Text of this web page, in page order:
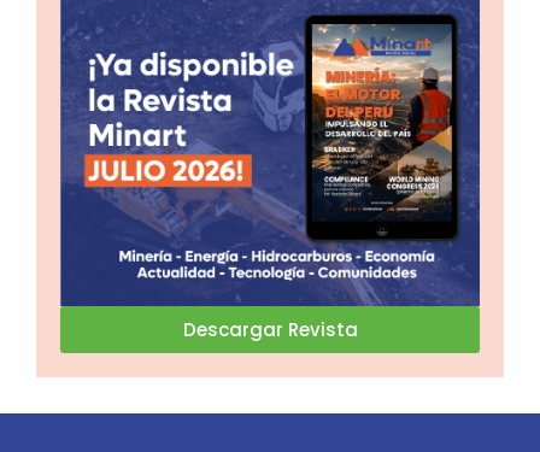
Descargar Revista